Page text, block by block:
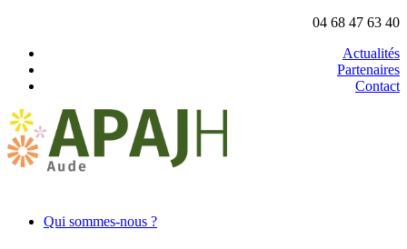
04 68 47 63 40
Actualités
Partenaires
Contact
Qui sommes-nous ?